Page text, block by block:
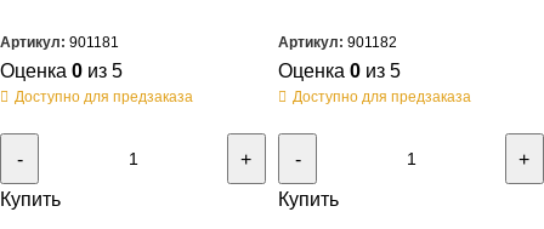
Артикул: 901181
Оценка 0 из 5
Доступно для предзаказа
Купить
Артикул: 901182
Оценка 0 из 5
Доступно для предзаказа
Купить